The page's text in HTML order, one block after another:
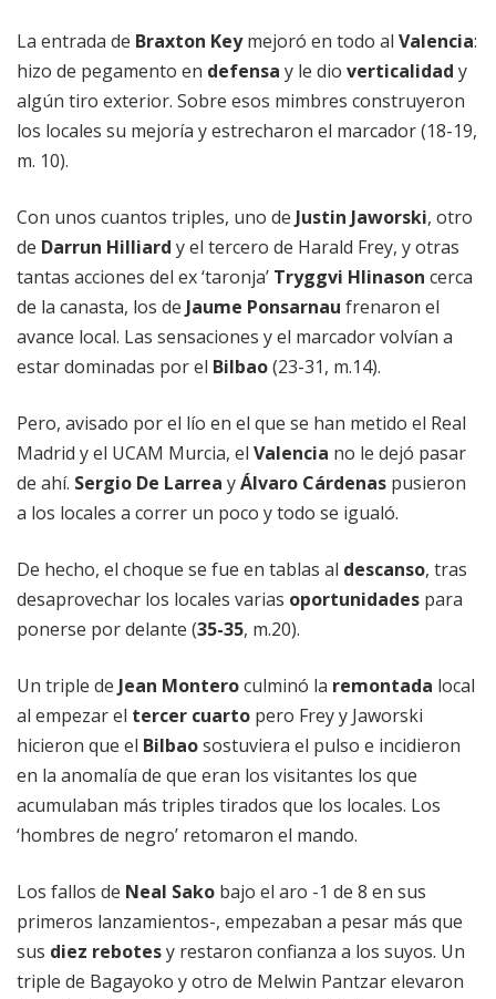
La entrada de Braxton Keymejoró en todo al Valencia:
hizo de pegamento en defensa y le dio verticalidad y
algún tiro exterior. Sobre esos mimbres construyeron
los locales su mejoría y estrecharon el marcador (18-19,
m. 10).
Con unos cuantos triples, uno de Justin Jaworski, otro
de Darrun Hilliard y el tercero de Harald Frey, y otras
tantas acciones del ex ‘taronja’ Tryggvi Hlinason cerca
de la canasta, los de Jaume Ponsarnau frenaron el
avance local. Las sensaciones y el marcador volvían a
estar dominadas por el Bilbao(23-31, m.14).
Pero, avisado por el lío en el que se han metido el Real
Madrid y el UCAM Murcia, el Valencia no le dejó pasar
de ahí. Sergio De Larrea yÁlvaro Cárdenas pusieron
a los locales a correr un poco y todo se igualó.
De hecho, el choque se fue en tablas al descanso, tras
desaprovechar los locales varias oportunidades para
ponerse por delante (35-35, m.20).
Un triple de Jean Monteroculminó la remontada local
al empezar el tercer cuarto pero Frey y Jaworski
hicieron que el Bilbaosostuviera el pulso e incidieron
en la anomalía de que eran los visitantes los que
acumulaban más triples tirados que los locales. Los
‘hombres de negro’ retomaron el mando.
Los fallos de Neal Sako bajo el aro -1 de 8 en sus
primeros lanzamientos-, empezaban a pesar más que
sus diez rebotesy restaron confianza a los suyos. Un
triple de Bagayoko y otro de Melwin Pantzar elevaron